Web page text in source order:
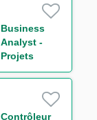
Business
Analyst -
Projets
Liquidité
Contrôleur